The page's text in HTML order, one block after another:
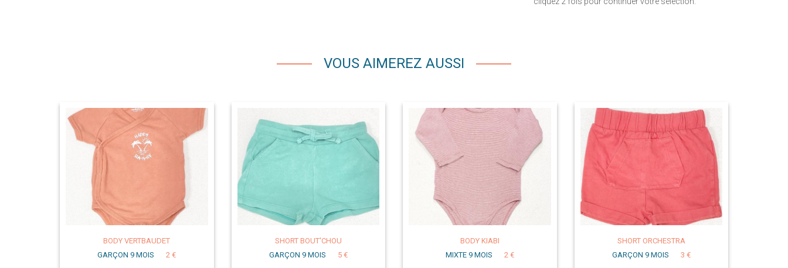
VOUS AIMEREZ AUSSI
BODY VERTBAUDET
GARÇON 9 MOIS
2 €
SHORT BOUT'CHOU
GARÇON 9 MOIS
5 €
BODY KIABI
MIXTE 9 MOIS
2 €
SHORT ORCHESTRA
GARÇON 9 MOIS
3 €